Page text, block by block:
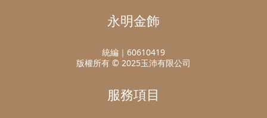
永明金飾
統編｜60610419
版權所有 © 2025玉沛有限公司
服務項目